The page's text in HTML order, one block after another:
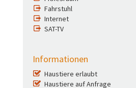
Fahrstuhl
Internet
SAT-TV
Informationen
Haustiere erlaubt
Haustiere auf Anfrage